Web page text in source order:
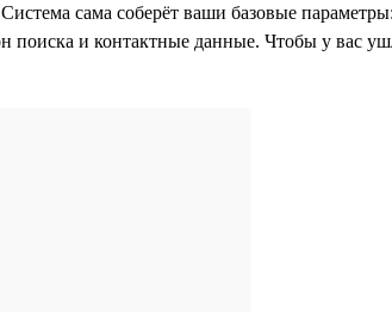
сама соберёт ваши базовые
поиска и контактные данные. Чтобы у